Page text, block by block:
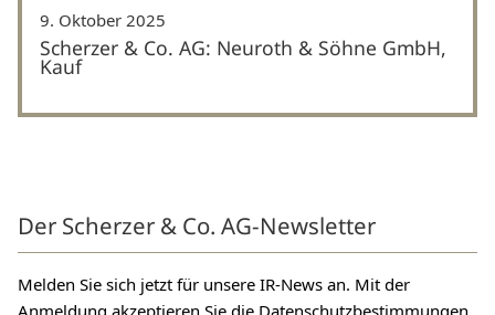
9. Oktober 2025
Scherzer & Co. AG: Neuroth & Söhne GmbH,
Kauf
Der Scherzer & Co. AG-Newsletter
Melden Sie sich jetzt für unsere IR-News an. Mit der
Anmeldung akzeptieren Sie die Datenschutzbestimmungen